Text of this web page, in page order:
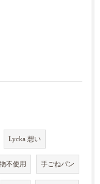
Lycka 想い
不使用 手ごねパン